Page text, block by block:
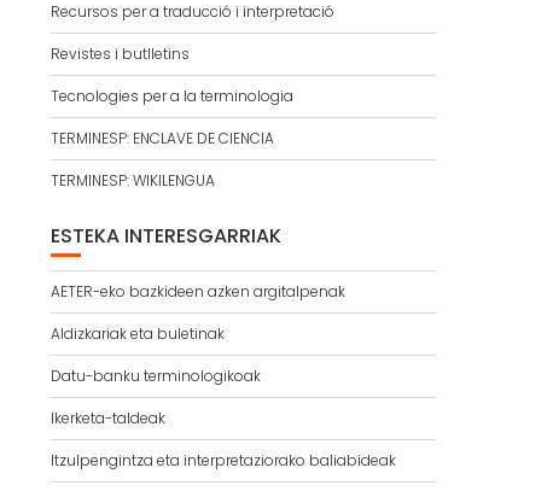
Recursos per a traducció i interpretació
Revistes i butlletins
Tecnologies per a la terminologia
TERMINESP: ENCLAVE DE CIENCIA
TERMINESP: WIKILENGUA
ESTEKA INTERESGARRIAK
AETER-eko bazkideen azken argitalpenak
Aldizkariak eta buletinak
Datu-banku terminologikoak
Ikerketa-taldeak
Itzulpengintza eta interpretaziorako baliabideak